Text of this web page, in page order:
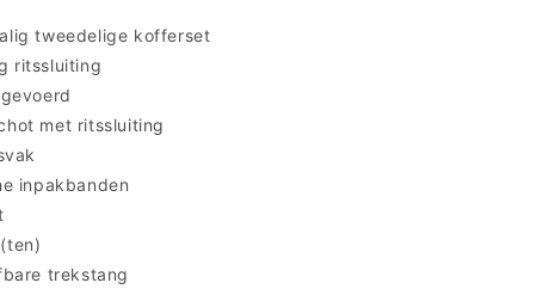
tweedelige kofferset
ritssluiting
met ritssluiting
inpakbanden
trekstang